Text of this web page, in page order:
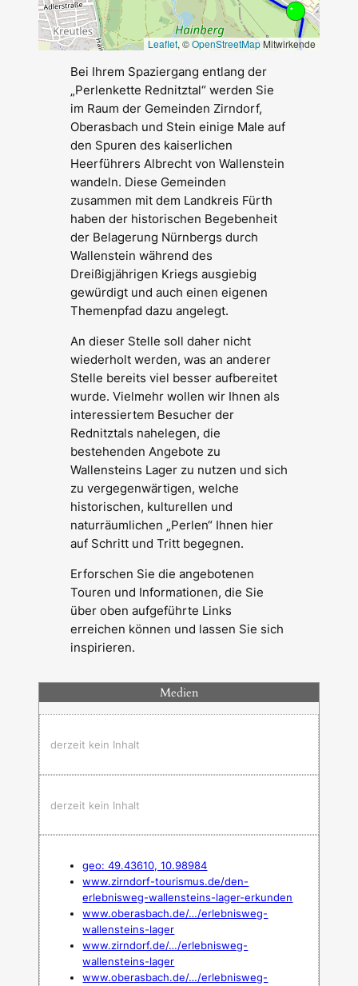
Leaflet, ©OpenStreetMapMitwirkende
Bei Ihrem Spaziergang entlang der
„Perlenkette Rednitztal“ werden Sie
im Raum der Gemeinden Zirndorf,
Oberasbach und Stein einige Male auf
den Spuren des kaiserlichen
Heerführers Albrecht von Wallenstein
wandeln. Diese Gemeinden
zusammen mit dem Landkreis Fürth
haben der historischen Begebenheit
der Belagerung Nürnbergs durch
Wallenstein während des
Dreißigjährigen Kriegs ausgiebig
gewürdigt und auch einen eigenen
Themenpfad dazu angelegt.
An dieser Stelle soll daher nicht
wiederholt werden, was an anderer
Stelle bereits viel besser aufbereitet
wurde. Vielmehr wollen wir Ihnen als
interessiertem Besucher der
Rednitztals nahelegen, die
bestehenden Angebote zu
Wallensteins Lager zu nutzen und sich
zu vergegenwärtigen, welche
historischen, kulturellen und
naturräumlichen „Perlen“ Ihnen hier
auf Schritt und Tritt begegnen.
Erforschen Sie die angebotenen
Touren und Informationen, die Sie
über oben aufgeführte Links
erreichen können und lassen Sie sich
inspirieren.
Medien
derzeit kein Inhalt
derzeit kein Inhalt
geo: 49.43610, 10.98984
www.zirndorf-tourismus.de/den-
erlebnisweg-wallensteins-lager-erkunden
www.oberasbach.de/…/erlebnisweg-
wallensteins-lager
www.zirndorf.de/…/erlebnisweg-
wallensteins-lager
www.oberasbach.de/…/erlebnisweg-